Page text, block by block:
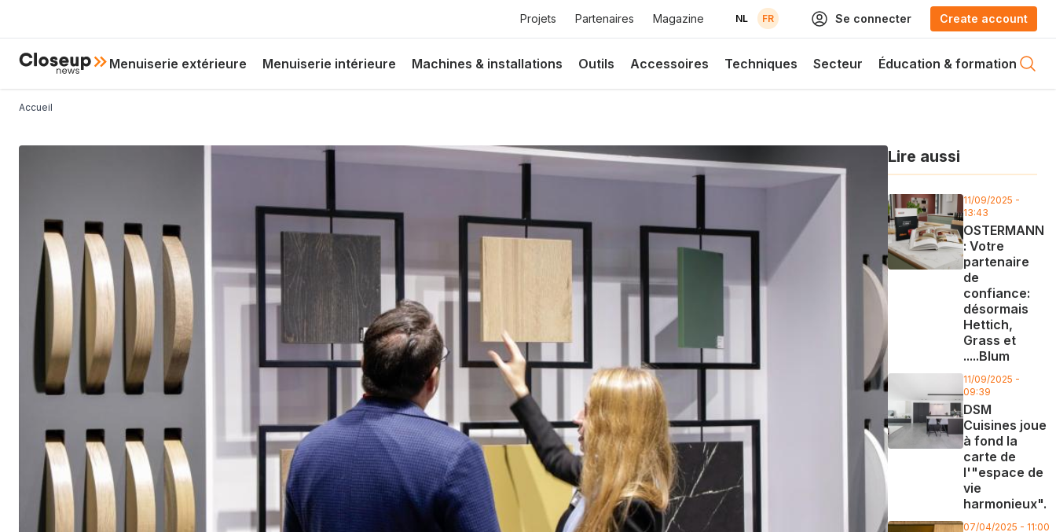
principal
Top
Projets Partenaires Magazine NL FR Se connecter Create account
Close Up NewsMenuiserie extérieure
Menuiserie intérieure Machines & installations Outils Accessoires Techniques Secteur Éducation & formation
Fil d'Ariane
Accueil
Lire aussi
11/09/2025 -
13:43
OSTERMANN
: Votre
partenaire
de
confiance:
désormais
Hettich,
Grass et
.....Blum
11/09/2025 -
09:39
DSM
Cuisines joue
à fond la
carte de
l'"espace de
vie
harmonieux".
07/04/2025 - 11:00